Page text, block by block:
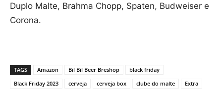
Duplo Malte, Brahma Chopp, Spaten, Budweiser e
Corona.
TAGS Amazon Bil Bil Beer Breshop
black friday
Black Friday 2023
cerveja cerveja box clube do malte
Extra